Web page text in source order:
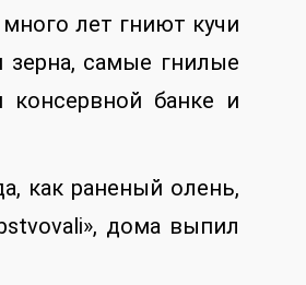
лет гниют кучи
зерна, самые гнилые
консервной банке и
как раненый олень,
дома выпил